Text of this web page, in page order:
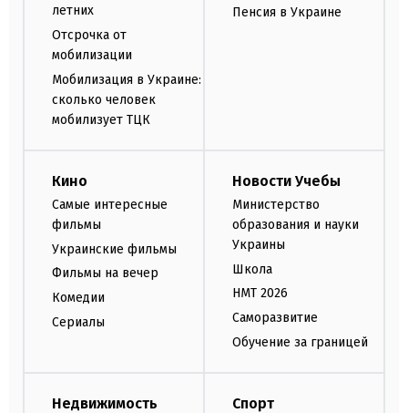
летних
Отсрочка от
мобилизации
Мобилизация в Украине:
сколько человек
мобилизует ТЦК
Пенсия в Украине
Кино
Самые интересные
фильмы
Украинские фильмы
Фильмы на вечер
Комедии
Сериалы
Новости Учебы
Министерство
образования и науки
Украины
Школа
НМТ 2026
Саморазвитие
Обучение за границей
Недвижимость Спорт